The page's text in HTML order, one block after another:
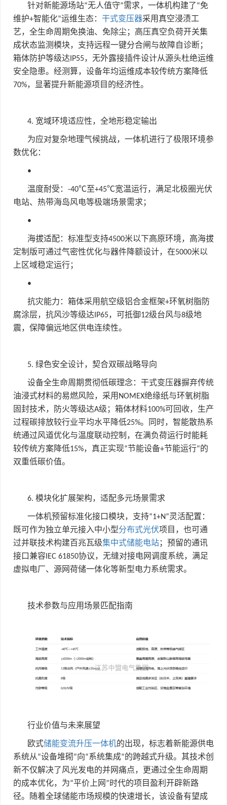
针对新能源场站“无人值守”需求，一体机构建了“免
维护+智能化”运维生态： 干式变压器采用真空浸渍工
艺，全生命周期免换油、免除尘；高压真空负荷开关集
成状态监测模块，支持远程一键分合闸与故障自诊断；
箱体防护等级达 IP55，无外露接插件设计从源头杜绝运维
安全隐患。经测算，设备年均运维成本较传统方案降低
70%，显著提升新能源项目的经济性。
4. 宽域环境适应性，全地形稳定输出
为应对复杂地理气候挑战，一体机进行了极限环境参
数优化：
•
温度耐受： -40℃至+45℃宽温运行，满足北极圈光伏
电站、热带海岛风电等极端场景需求；
•
海拔适配：标准型支持4500米以下高原环境，高海拔
定制版可通过气密性优化与器件降额设计，在5000米以
上区域稳定运行；
•
抗灾能力：箱体采用航空级铝合金框架+环氧树脂防
腐涂层，抗风沙等级达 IP65，可抵御12级台风与8级地
震，保障偏远地区供电连续性。
5. 绿色安全设计，契合双碳战略导向
设备全生命周期贯彻低碳理念：干式变压器摒弃传统
油浸式材料的易燃风险，采用 NOMEX绝缘纸与环氧树脂
固封技术，防火等级达A级；箱体材料100%可回收，生产
过程碳排放较行业平均水平降低25%。同时，智能散热系
统通过风道优化与温度联动控制，在满负荷运行时能耗
较传统方案降低15%，真正实现“节能设备+节能运行”的
双重低碳价值。
6. 模块化扩展架构，适配多元场景需求
一体机预留标准化接口模块，支持“1+N”灵活配置：
既可作为独立单元接入中小型分布式光伏项目，也可通
过并联技术构建百兆瓦级集中式储能电站；预留的通讯
接口兼容 IEC 61850协议，无缝对接电网调度系统，满足
虚拟电厂、源网荷储一体化等新型电力系统需求。
技术参数与应用场景匹配指南
行业价值与未来展望
欧式储能变流升压一体机的出现，标志着新能源供电
系统从“设备堆砌”向“系统集成”的跨越式升级。其技术创
新不仅解决了风光发电的并网痛点，更通过全生命周期
的成本优化，为“平价上网 ”时代的项目盈利开辟新路
径。随着全球储能市场规模的快速增长，该设备有望成